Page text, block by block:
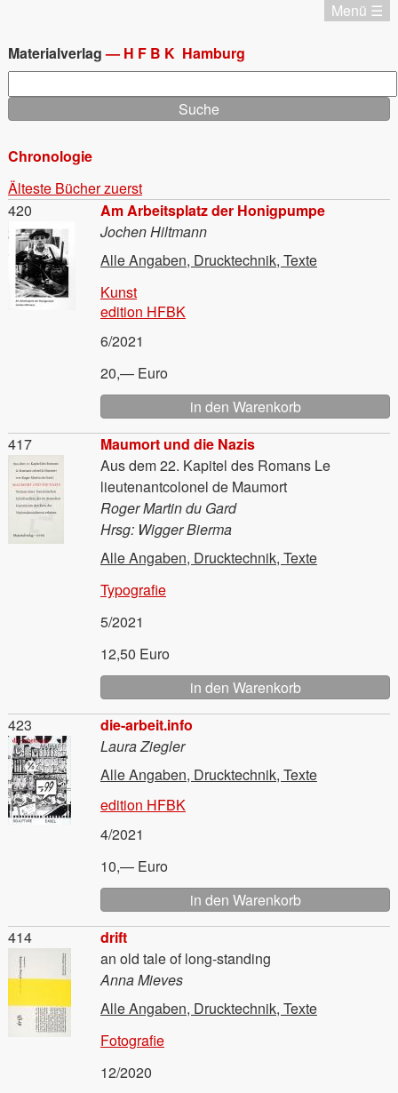
Inhalt
Menü ☰
Chronologie
Editionen
Materialverlag
Aktuell
Startseite
Startseite
Impressum
Datenschutz
English
Materialverlag— HFBK Hamburg
Chronologie
Älteste Bücher zuerst
Am Arbeitsplatz der Honigpumpe
Material
420
Jochen Hiltmann
Alle Angaben, Drucktechnik, Texte
Kunst
edition HFBK
6/2021
20,— Euro
Maumort und die Nazis
Aus dem 22. Kapitel des Romans Le
lieutenantcolonel de Maumort
Material
417
Roger Martin du Gard
Hrsg: Wigger Bierma
Alle Angaben, Drucktechnik, Texte
Typografie
5/2021
12,50 Euro
die-arbeit.info
Material
423
Laura Ziegler
Alle Angaben, Drucktechnik, Texte
edition HFBK
4/2021
10,— Euro
drift
an old tale of long-standing
Material
414
Anna Mieves
Alle Angaben, Drucktechnik, Texte
Fotografie
12/2020